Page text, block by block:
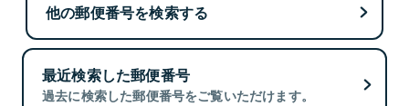
他の郵便番号を検索する
最近検索した郵便番号
過去に検索した郵便番号をご覧いただけます。